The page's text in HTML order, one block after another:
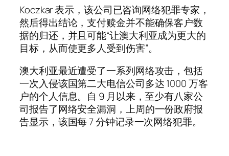
Koczkar 表示，该公司已咨询网络犯罪专家，
然后得出结论，支付赎金并不能确保客户数
据的归还，并且可能“让澳大利亚成为更大的
目标，从而使更多人受到伤害”。
澳大利亚最近遭受了一系列网络攻击，包括
一次入侵该国第二大电信公司多达 1000 万客
户的个人信息。自 9 月以来，至少有八家公
司报告了网络安全漏洞，上周的一份政府报
告显示，该国每 7 分钟记录一次网络犯罪。